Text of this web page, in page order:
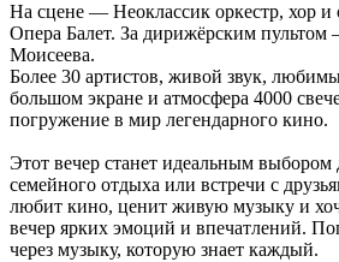
На сцене — Неоклассик оркестр, хор и
Опера Балет. За дирижёрским пультом
Моисеева.
Более 30 артистов, живой звук,
большом экране и атмосфера 4000
погружение в мир легендарного кино.
Этот вечер станет идеальным выбором
семейного отдыха или встречи с
любит кино, ценит живую музыку и
вечер ярких эмоций и впечатлений.
через музыку, которую знает каждый.